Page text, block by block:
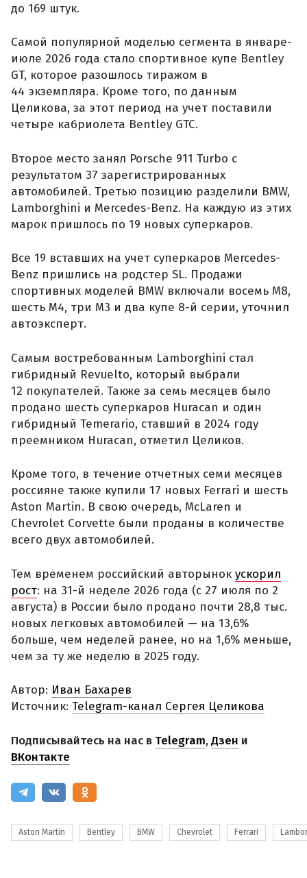
до 169 штук.
Самой популярной моделью сегмента в январе-
июле 2026 года стало спортивное купе Bentley
GT, которое разошлось тиражом в
44 экземпляра. Кроме того, по данным
Целикова, за этот период на учет поставили
четыре кабриолета Bentley GTC.
Второе место занял Porsche 911 Turbo с
результатом 37 зарегистрированных
автомобилей. Третью позицию разделили BMW,
Lamborghini и Mercedes-Benz. На каждую из этих
марок пришлось по 19 новых суперкаров.
Все 19 вставших на учет суперкаров Mercedes-
Benz пришлись на родстер SL. Продажи
спортивных моделей BMW включали восемь M8,
шесть M4, три M3 и два купе 8-й серии, уточнил
автоэксперт.
Самым востребованным Lamborghini стал
гибридный Revuelto, который выбрали
12 покупателей. Также за семь месяцев было
продано шесть суперкаров Huracan и один
гибридный Temerario, ставший в 2024 году
преемником Huracan, отметил Целиков.
Кроме того, в течение отчетных семи месяцев
россияне также купили 17 новых Ferrari и шесть
Aston Martin. В свою очередь, McLaren и
Chevrolet Corvette были проданы в количестве
всего двух автомобилей.
Тем временем российский авторынок ускорил
рост: на 31-й неделе 2026 года (с 27 июля по 2
августа) в России было продано почти 28,8 тыс.
новых легковых автомобилей — на 13,6%
больше, чем неделей ранее, но на 1,6% меньше,
чем за ту же неделю в 2025 году.
Автор: Иван Бахарев
Источник: Telegram-канал Сергея Целикова
Подписывайтесь на нас в Telegram,Дзен и
ВКонтакте
Aston Martin Bentley BMW Chevrolet Ferrari